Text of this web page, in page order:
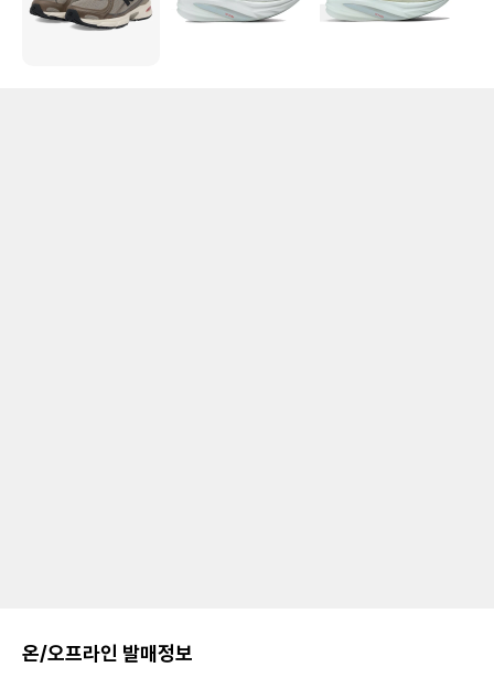
온/오프라인 발매정보